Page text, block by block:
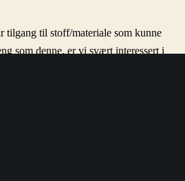
tilgang til stoff/materiale som kunne
som denne, er vi svært interessert i